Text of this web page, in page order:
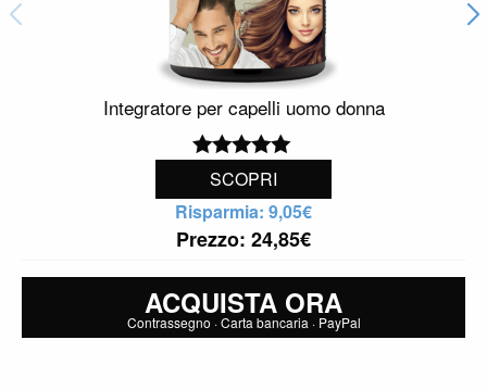
Integratore per capelli uomo donna
4.90out of
5(157)
SCOPRI
Risparmia: 9,05€
Prezzo: 24,85€
ACQUISTA ORA
Contrassegno · Carta bancaria · PayPal